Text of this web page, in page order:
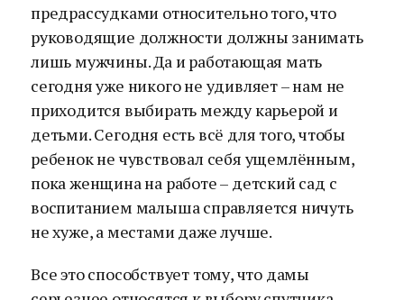
предрассудками относительно того, что
руководящие должности должны занимать
лишь мужчины. Да и работающая мать
сегодня уже никого не удивляет – нам не
приходится выбирать между карьерой и
детьми. Сегодня есть всё для того, чтобы
ребенок не чувствовал себя ущемлённым,
пока женщина на работе – детский сад с
воспитанием малыша справляется ничуть
не хуже, а местами даже лучше.
Все это способствует тому, что дамы